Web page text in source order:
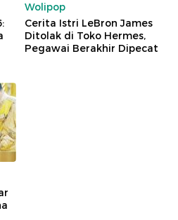
Wolipop
Cerita Istri LeBron James
Ditolak di Toko Hermes,
Pegawai Berakhir Dipecat